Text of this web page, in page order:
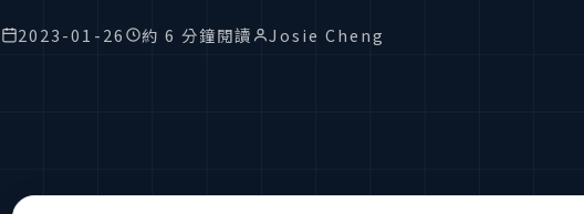
2023-01-26 約 6 分鐘閱讀 Josie Cheng